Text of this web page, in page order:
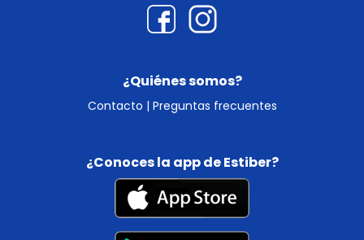
¿Quiénes somos?
Contacto | Preguntas frecuentes
¿Conoces la app de Estiber?